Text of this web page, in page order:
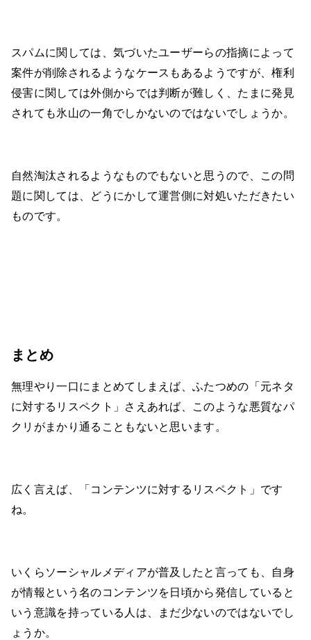
スパムに関しては、気づいたユーザーらの指摘によって
案件が削除されるようなケースもあるようですが、権利
侵害に関しては外側からでは判断が難しく、たまに発見
されても氷山の一角でしかないのではないでしょうか。
自然淘汰されるようなものでもないと思うので、この問
題に関しては、どうにかして運営側に対処いただきたい
ものです。
まとめ
無理やり一口にまとめてしまえば、ふたつめの「元ネタ
に対するリスペクト」さえあれば、このような悪質なパ
クリがまかり通ることもないと思います。
広く言えば、「コンテンツに対するリスペクト」です
ね。
いくらソーシャルメディアが普及したと言っても、自身
が情報という名のコンテンツを日頃から発信していると
いう意識を持っている人は、まだ少ないのではないでし
ょうか。